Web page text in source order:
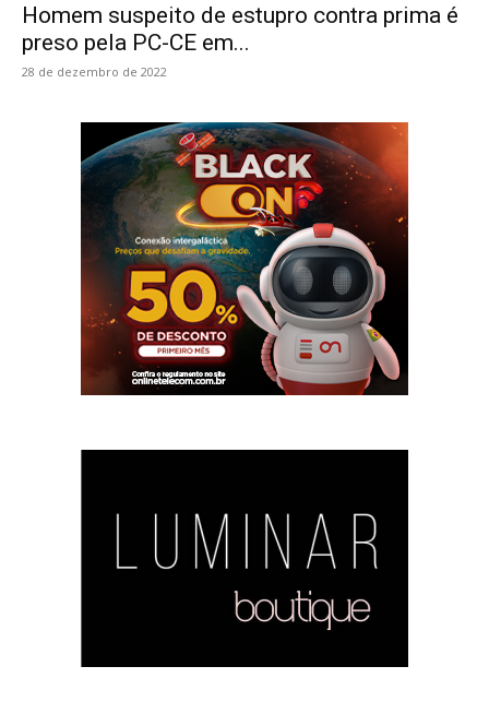
Homem suspeito de estupro contra prima é
preso pela PC-CE em...
28 de dezembro de 2022